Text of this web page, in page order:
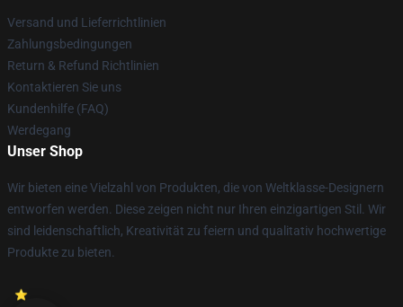
Versand und Lieferrichtlinien
Zahlungsbedingungen
Return & Refund Richtlinien
Kontaktieren Sie uns
Kundenhilfe (FAQ)
Werdegang
Unser Shop
Wir bieten eine Vielzahl von Produkten, die von Weltklasse-Designern
entworfen werden. Diese zeigen nicht nur Ihren einzigartigen Stil. Wir
sind leidenschaftlich, Kreativität zu feiern und qualitativ hochwertige
Produkte zu bieten.